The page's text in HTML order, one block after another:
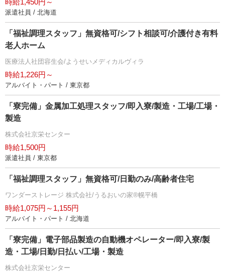
時給1,450円～
派遣社員 / 北海道
「福祉調理スタッフ」無資格可/シフト相談可/介護付き有料
老人ホーム
医療法人社団容生会/ようせいメディカルヴィラ
時給1,226円～
アルバイト・パート / 東京都
「寮完備」金属加工処理スタッフ/即入寮/製造・工場/工場・
製造
株式会社京栄センター
時給1,500円
派遣社員 / 東京都
「福祉調理スタッフ」無資格可/日勤のみ/高齢者住宅
ワンダーストレージ 株式会社/うるおいの家®幌平橋
時給1,075円～1,155円
アルバイト・パート / 北海道
「寮完備」電子部品製造の自動機オペレーター/即入寮/製
造・工場/日勤/日払い/工場・製造
株式会社京栄センター